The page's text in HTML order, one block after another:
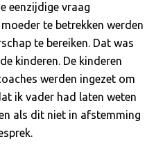
eenzijdige vraag
te betrekken werden
te bereiken. Dat was
kinderen. De kinderen
werden ingezet om
ik vader had laten weten
als dit niet in afstemming